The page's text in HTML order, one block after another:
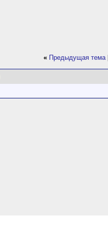
« Предыдущая тема|